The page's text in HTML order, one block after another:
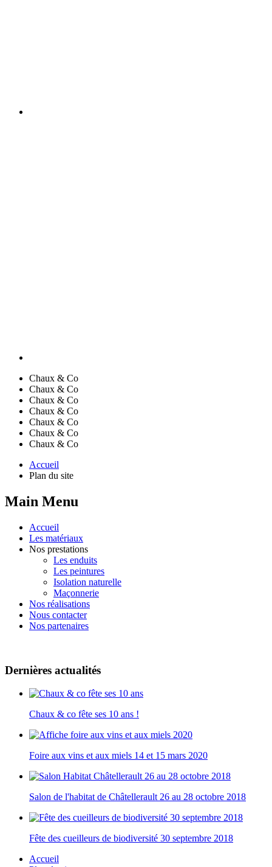
Chaux & Co
Chaux & Co
Chaux & Co
Chaux & Co
Chaux & Co
Chaux & Co
Chaux & Co
Accueil
Plan du site
Main Menu
Accueil
Les matériaux
Nos prestations
Les enduits
Les peintures
Isolation naturelle
Maçonnerie
Nos réalisations
Nous contacter
Nos partenaires
Dernières actualités
Chaux & co fête ses 10 ans !
Foire aux vins et aux miels 14 et 15 mars 2020
Salon de l'habitat de Châtellerault 26 au 28 octobre 2018
Fête des cueilleurs de biodiversité 30 septembre 2018
Accueil